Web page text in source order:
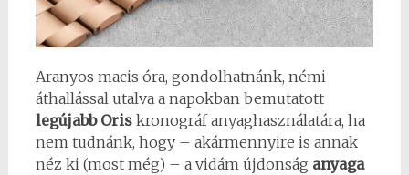
Aranyos macis óra, gondolhatnánk, némi
áthallással utalva a napokban bemutatott
legújabb Oriskronográf anyaghasználatára, ha
nem tudnánk, hogy – akármennyire is annak
néz ki (most még) – a vidám újdonság anyaga